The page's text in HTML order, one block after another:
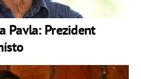
Pavla: Prezident